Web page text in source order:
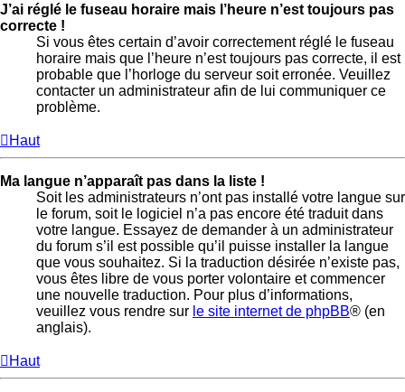
J’ai réglé le fuseau horaire mais l’heure n’est toujours pas
correcte !
Si vous êtes certain d’avoir correctement réglé le fuseau
horaire mais que l’heure n’est toujours pas correcte, il est
probable que l’horloge du serveur soit erronée. Veuillez
contacter un administrateur afin de lui communiquer ce
problème.
Haut
Ma langue n’apparaît pas dans la liste !
Soit les administrateurs n’ont pas installé votre langue sur
le forum, soit le logiciel n’a pas encore été traduit dans
votre langue. Essayez de demander à un administrateur
du forum s’il est possible qu’il puisse installer la langue
que vous souhaitez. Si la traduction désirée n’existe pas,
vous êtes libre de vous porter volontaire et commencer
une nouvelle traduction. Pour plus d’informations,
veuillez vous rendre sur le site internet de phpBB® (en
anglais).
Haut